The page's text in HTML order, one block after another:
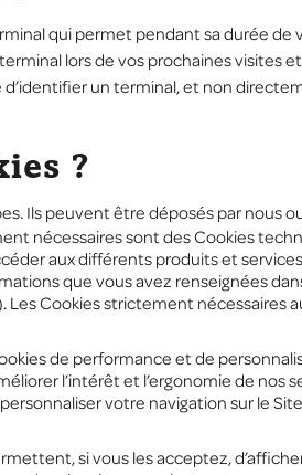
qui permet pendant sa durée
lors de vos prochaines visites
un terminal, et non
?
Ils peuvent être déposés par
nécessaires sont des Cookies
aux différents produits et
que vous avez renseignées
Les Cookies strictement
de performance et de
l’intérêt et l’ergonomie de
votre navigation sur le
si vous les acceptez,